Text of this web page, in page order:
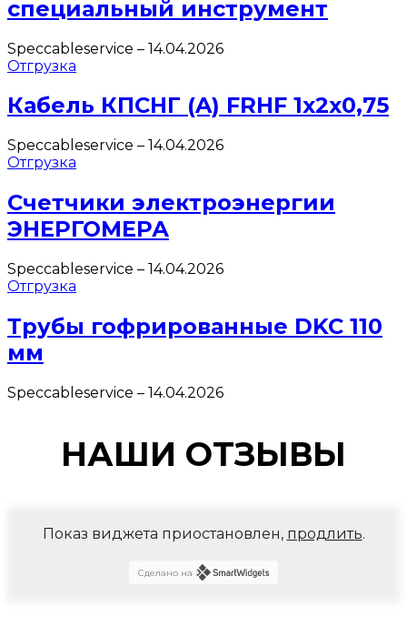
специальный инструмент
Speccableservice – 14.04.2026
Отгрузка
Кабель КПСНГ (A) FRHF 1х2х0,75
Speccableservice – 14.04.2026
Отгрузка
Счетчики электроэнергии
ЭНЕРГОМЕРА
Speccableservice – 14.04.2026
Отгрузка
Трубы гофрированные DKC 110
мм
Speccableservice – 14.04.2026
НАШИ ОТЗЫВЫ
Показ виджета приостановлен, продлить.
Сделано на